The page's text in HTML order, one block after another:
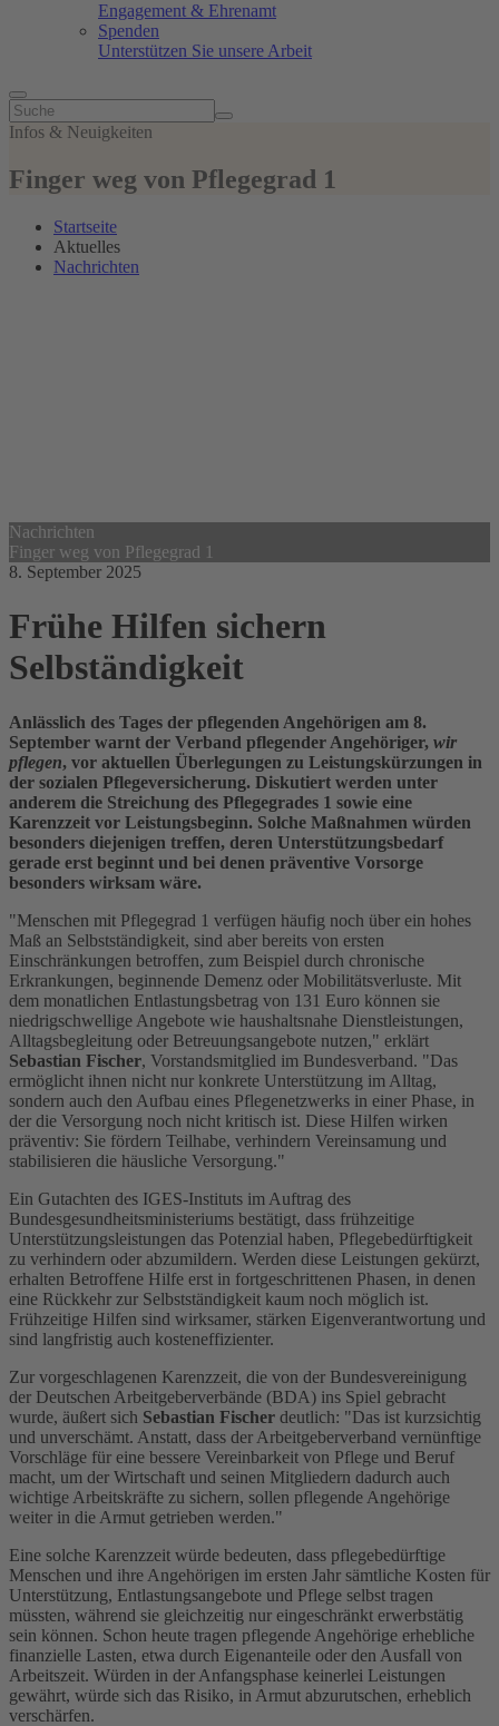
Engagement & Ehrenamt
Spenden
Unterstützen Sie unsere Arbeit
Infos & Neuigkeiten
Finger weg von Pflegegrad 1
Startseite
Aktuelles
Nachrichten
Nachrichten
Finger weg von Pflegegrad 1
8. September 2025
Frühe Hilfen sichern
Selbständigkeit
Anlässlich des Tages der pflegenden Angehörigen am 8.
September warnt der Verband pflegender Angehöriger, wir
pflegen, vor aktuellen Überlegungen zu Leistungskürzungen in
der sozialen Pflegeversicherung. Diskutiert werden unter
anderem die Streichung des Pflegegrades 1 sowie eine
Karenzzeit vor Leistungsbeginn. Solche Maßnahmen würden
besonders diejenigen treffen, deren Unterstützungsbedarf
gerade erst beginnt und bei denen präventive Vorsorge
besonders wirksam wäre.
"Menschen mit Pflegegrad 1 verfügen häufig noch über ein hohes
Maß an Selbstständigkeit, sind aber bereits von ersten
Einschränkungen betroffen, zum Beispiel durch chronische
Erkrankungen, beginnende Demenz oder Mobilitätsverluste. Mit
dem monatlichen Entlastungsbetrag von 131 Euro können sie
niedrigschwellige Angebote wie haushaltsnahe Dienstleistungen,
Alltagsbegleitung oder Betreuungsangebote nutzen," erklärt
Sebastian Fischer, Vorstandsmitglied im Bundesverband. "Das
ermöglicht ihnen nicht nur konkrete Unterstützung im Alltag,
sondern auch den Aufbau eines Pflegenetzwerks in einer Phase, in
der die Versorgung noch nicht kritisch ist. Diese Hilfen wirken
präventiv: Sie fördern Teilhabe, verhindern Vereinsamung und
stabilisieren die häusliche Versorgung."
Ein Gutachten des IGES-Instituts im Auftrag des
Bundesgesundheitsministeriums bestätigt, dass frühzeitige
Unterstützungsleistungen das Potenzial haben, Pflegebedürftigkeit
zu verhindern oder abzumildern. Werden diese Leistungen gekürzt,
erhalten Betroffene Hilfe erst in fortgeschrittenen Phasen, in denen
eine Rückkehr zur Selbstständigkeit kaum noch möglich ist.
Frühzeitige Hilfen sind wirksamer, stärken Eigenverantwortung und
sind langfristig auch kosteneffizienter.
Zur vorgeschlagenen Karenzzeit, die von der Bundesvereinigung
der Deutschen Arbeitgeberverbände (BDA) ins Spiel gebracht
wurde, äußert sich Sebastian Fischer deutlich: "Das ist kurzsichtig
und unverschämt. Anstatt, dass der Arbeitgeberverband vernünftige
Vorschläge für eine bessere Vereinbarkeit von Pflege und Beruf
macht, um der Wirtschaft und seinen Mitgliedern dadurch auch
wichtige Arbeitskräfte zu sichern, sollen pflegende Angehörige
weiter in die Armut getrieben werden."
Eine solche Karenzzeit würde bedeuten, dass pflegebedürftige
Menschen und ihre Angehörigen im ersten Jahr sämtliche Kosten für
Unterstützung, Entlastungsangebote und Pflege selbst tragen
müssten, während sie gleichzeitig nur eingeschränkt erwerbstätig
sein können. Schon heute tragen pflegende Angehörige erhebliche
finanzielle Lasten, etwa durch Eigenanteile oder den Ausfall von
Arbeitszeit. Würden in der Anfangsphase keinerlei Leistungen
gewährt, würde sich das Risiko, in Armut abzurutschen, erheblich
verschärfen.